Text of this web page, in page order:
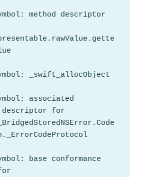
method descriptor
_swift_allocObject
associated
descriptor for
base conformance